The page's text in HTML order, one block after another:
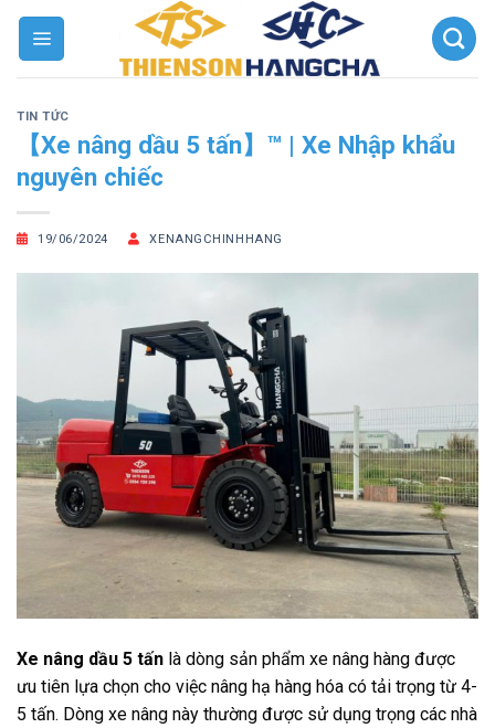
Chuyển
nội
TIN TỨC
【Xe nâng dầu 5 tấn】™ | Xe Nhập khẩu
nguyên chiếc
19/06/2024 XENANGCHINHHANG
Xe nâng dầu 5 tấn là dòng sản phẩm xe nâng hàng được
ưu tiên lựa chọn cho việc nâng hạ hàng hóa có tải trọng từ 4-
5 tấn. Dòng xe nâng này thường được sử dụng trọng các nhà